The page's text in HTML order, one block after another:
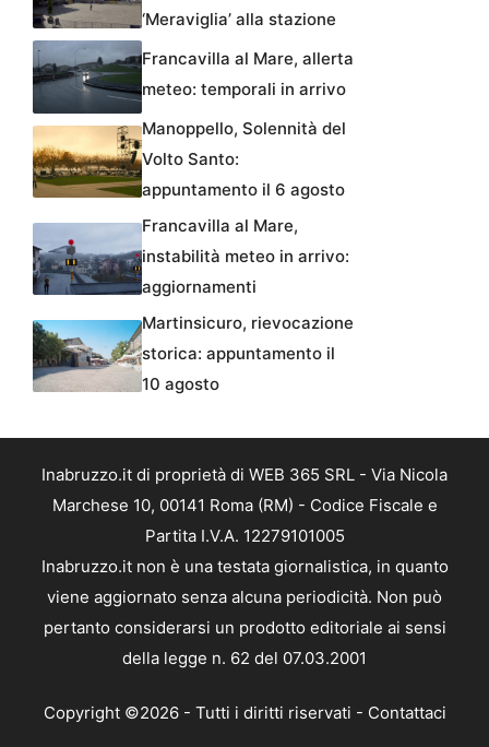
‘Meraviglia’ alla stazione
Francavilla al Mare, allerta
meteo: temporali in arrivo
Manoppello, Solennità del
Volto Santo:
appuntamento il 6 agosto
Francavilla al Mare,
instabilità meteo in arrivo:
aggiornamenti
Martinsicuro, rievocazione
storica: appuntamento il
10 agosto
Inabruzzo.it di proprietà di WEB 365 SRL - Via Nicola
Marchese 10, 00141 Roma (RM) - Codice Fiscale e
Partita I.V.A. 12279101005
Inabruzzo.it non è una testata giornalistica, in quanto
viene aggiornato senza alcuna periodicità. Non può
pertanto considerarsi un prodotto editoriale ai sensi
della legge n. 62 del 07.03.2001
Copyright ©2026 - Tutti i diritti riservati - Contattaci